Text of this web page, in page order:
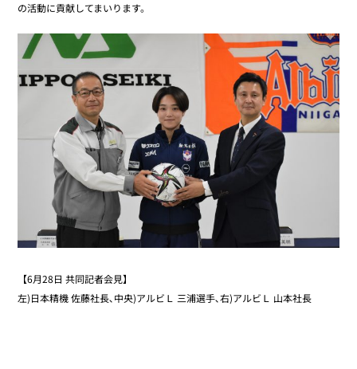
の活動に貢献してまいります。
【6月28日 共同記者会見】
左)日本精機 佐藤社長､中央)アルビＬ 三浦選手､右)アルビＬ 山本社長